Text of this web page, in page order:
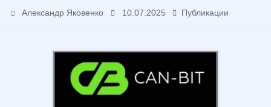
Александр Яковенко 10.07.2025 Публикации